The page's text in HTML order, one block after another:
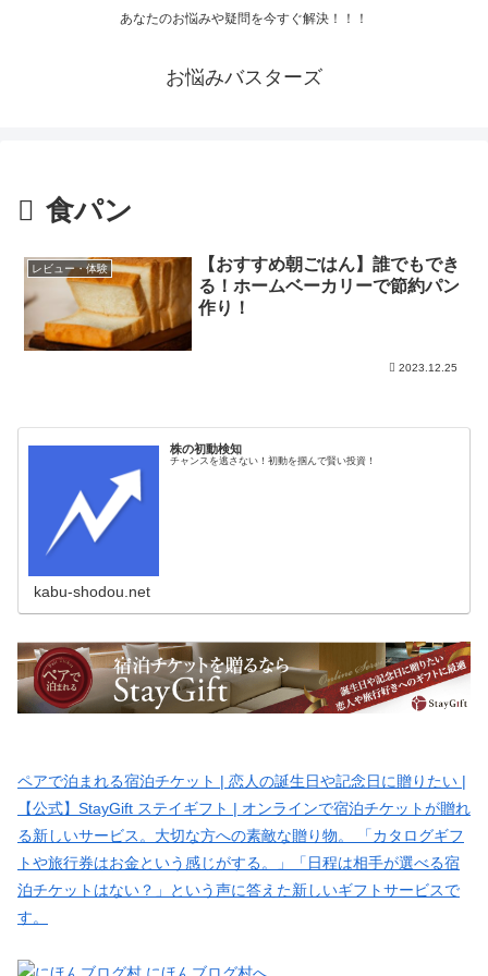
あなたのお悩みや疑問を今すぐ解決！！！
お悩みバスターズ
食パン
レビュー・体験
【おすすめ朝ごはん】誰でもでき
る！ホームベーカリーで節約パン
作り！
2023.12.25
株の初動検知
チャンスを逃さない！初動を掴んで賢い投資！
kabu-shodou.net
ペアで泊まれる宿泊チケット | 恋人の誕生日や記念日に贈りたい |
【公式】StayGift ステイギフト | オンラインで宿泊チケットが贈れ
る新しいサービス。大切な方への素敵な贈り物。 「カタログギフ
トや旅行券はお金という感じがする。」「日程は相手が選べる宿
泊チケットはない？」という声に答えた新しいギフトサービスで
す。